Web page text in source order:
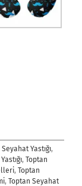
Yastığı,
, Toptan
, Toptan
, Toptan Seyahat